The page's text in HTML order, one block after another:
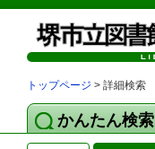
トップページ > 詳細検索
かんたん検索